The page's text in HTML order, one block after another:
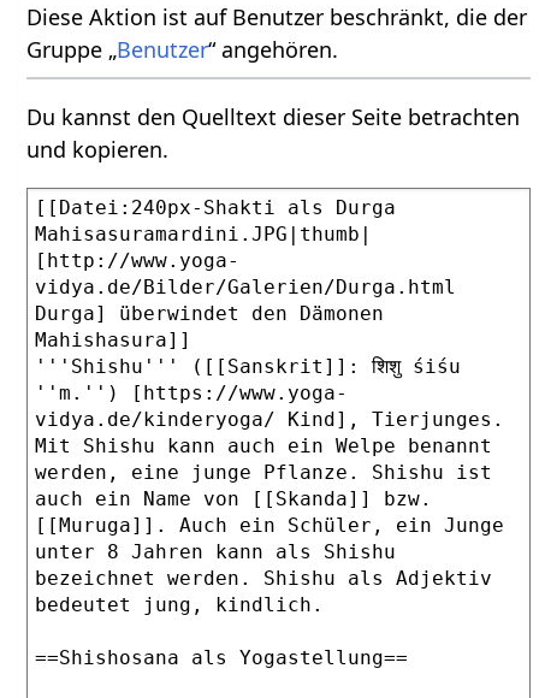
Diese Aktion ist auf Benutzer beschränkt, die der
Gruppe „Benutzer“ angehören.
Du kannst den Quelltext dieser Seite betrachten
und kopieren.